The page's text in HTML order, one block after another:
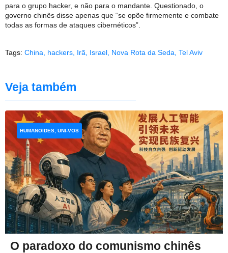
para o grupo hacker, e não para o mandante. Questionado, o
governo chinês disse apenas que “se opõe firmemente e combate
todas as formas de ataques cibernéticos”.
Tags: China hackers Irã Israel Nova Rota da Seda Tel Aviv
Veja também
O paradoxo do comunismo chinês
HUMANOIDES, UNI-VOS